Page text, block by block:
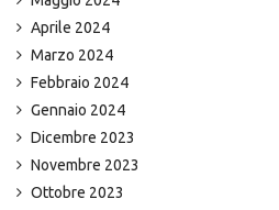
Aprile 2024
Marzo 2024
Febbraio 2024
Gennaio 2024
Dicembre 2023
Novembre 2023
Ottobre 2023